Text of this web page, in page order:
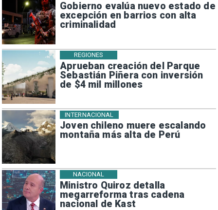
Gobierno evalúa nuevo estado de
excepción en barrios con alta
criminalidad
Aprueban creación del Parque
Sebastián Piñera con inversión
de $4 mil millones
REGIONES
Joven chileno muere escalando
montaña más alta de Perú
INTERNACIONAL
Ministro Quiroz detalla
megarreforma tras cadena
nacional de Kast
NACIONAL